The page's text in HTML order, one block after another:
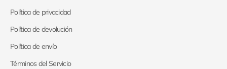
Política de privacidad
Política de devolución
Política de envío
Términos del Servicio